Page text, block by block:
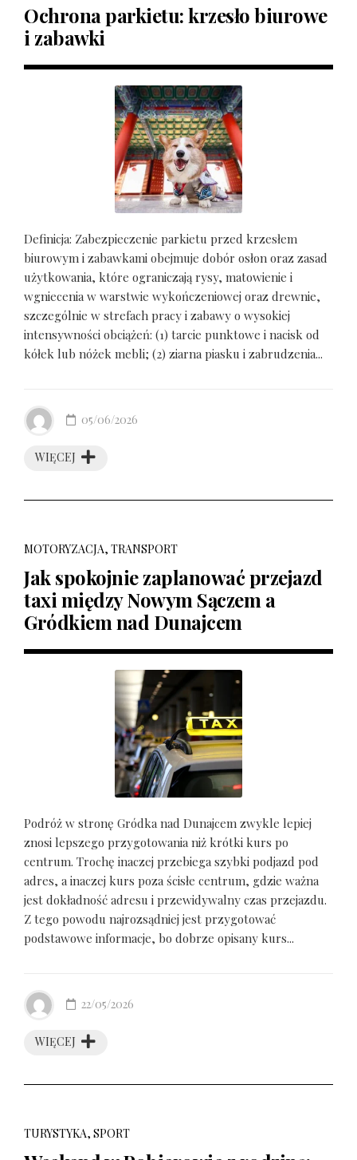
Ochrona parkietu: krzesło biurowe
i zabawki
Definicja: Zabezpieczenie parkietu przed krzesłem
biurowym i zabawkami obejmuje dobór osłon oraz zasad
użytkowania, które ograniczają rysy, matowienie i
wgniecenia w warstwie wykończeniowej oraz drewnie,
szczególnie w strefach pracy i zabawy o wysokiej
intensywności obciążeń: (1) tarcie punktowe i nacisk od
kółek lub nóżek mebli; (2) ziarna piasku i zabrudzenia...
WIĘCEJ
05/06/2026
MOTORYZACJA, TRANSPORT
Jak spokojnie zaplanować przejazd
taxi między Nowym Sączem a
Gródkiem nad Dunajcem
Podróż w stronę Gródka nad Dunajcem zwykle lepiej
znosi lepszego przygotowania niż krótki kurs po
centrum. Trochę inaczej przebiega szybki podjazd pod
adres, a inaczej kurs poza ścisłe centrum, gdzie ważna
jest dokładność adresu i przewidywalny czas przejazdu.
Z tego powodu najrozsądniej jest przygotować
podstawowe informacje, bo dobrze opisany kurs...
WIĘCEJ
22/05/2026
TURYSTYKA, SPORT